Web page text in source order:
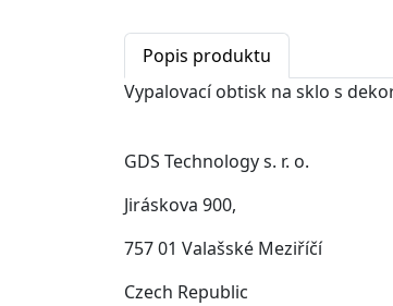
Popis produktu
Vypalovací obtisk na sklo s
GDS Technology s. r. o.
Jiráskova 900,
757 01 Valašské Meziříčí
Czech Republic